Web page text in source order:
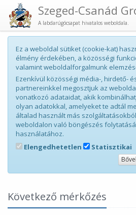
A labdarúgócsapat hivatalos weboldala.
Ez a weboldal sütiket (cookie-kat)
élmény érdekében, a közösségi
valamint weboldalforgalmunk
Ezenkívül közösségi média-, hirdető-
partnereinkkel megosztjuk az
vonatkozó adataidat, akik
olyan adatokkal, amelyeket te adtál
általad használt más
weboldalon való böngészés
használatához.
Elengedhetetlen
Statisztikai
Következő mérkőzés